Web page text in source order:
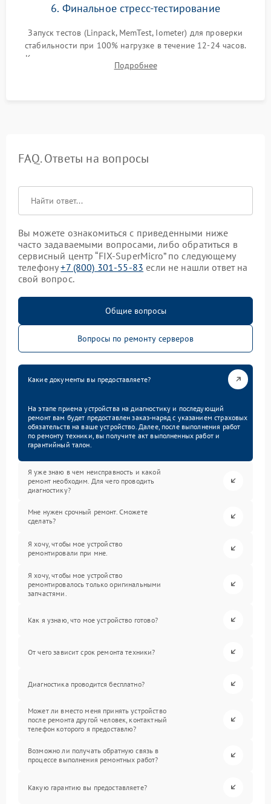
6. Финальное стресс-тестирование
Запуск тестов (Linpack, MemTest, Iometer) для проверки
стабильности при 100% нагрузке в течение 12-24 часов.
Контроль температурных режимов, проверка отсутствия
троттлинга и подготовка сервера к выдаче.
Подробнее
FAQ. Ответы на вопросы
Вы можете ознакомиться с приведенными ниже
часто задаваемыми вопросами, либо обратиться в
сервисный центр “FIX-SuperMicro” по следующему
телефону+7 (800) 301-55-83 если не нашли ответ на
свой вопрос.
Общие вопросы
Вопросы по ремонту серверов
Какие документы вы предоставляете?
На этапе приема устройства на диагностику и последующий
ремонт вам будет предоставлен заказ-наряд с указанием страховых
обязательств на ваше устройство. Далее, после выполнения работ
по ремонту техники, вы получите акт выполненных работ и
гарантийный талон.
Я уже знаю в чем неисправность и какой
ремонт необходим. Для чего проводить
диагностику?
Мне нужен срочный ремонт. Сможете
сделать?
Я хочу, чтобы мое устройство
ремонтировали при мне.
Я хочу, чтобы мое устройство
ремонтировалось только оригинальными
запчастями.
Как я узнаю, что мое устройство готово?
От чего зависит срок ремонта техники?
Диагностика проводится бесплатно?
Может ли вместо меня принять устройство
после ремонта другой человек, контактный
телефон которого я предоставлю?
Возможно ли получать обратную связь в
процессе выполнения ремонтных работ?
Какую гарантию вы предоставляете?